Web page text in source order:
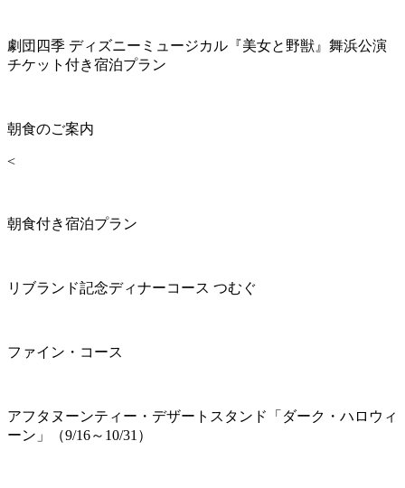
劇団四季 ディズニーミュージカル『美女と野獣』舞浜公演
チケット付き宿泊プラン
朝食のご案内
<
朝食付き宿泊プラン
リブランド記念ディナーコース つむぐ
ファイン・コース
アフタヌーンティー・デザートスタンド「ダーク・ハロウィ
ーン」（9/16～10/31）